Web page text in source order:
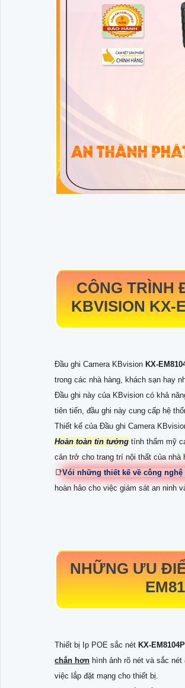
CÔNG TRÌNH
KBVISION KX-
Đầu ghi Camera KBvision KX-
trong các nhà hàng, khách sạn hay
Đầu ghi này của KBvision có khả
tiên tiến, đầu ghi này cung cấp hệ
Thiết kế của Đầu ghi Camera
Hoàn toàn tin tưởng tính thẩm mỹ
cản trở cho trang trí nội thất của nhà
📑Vói những thiết kế về công
hoàn hảo cho việc giám sát an ninh
NHỮNG ƯU
Thiết bị Ip POE sắc nét KX-
chắn hơn hình ảnh rõ nét và sắc
việc lắp đặt mạng cho thiết bị.